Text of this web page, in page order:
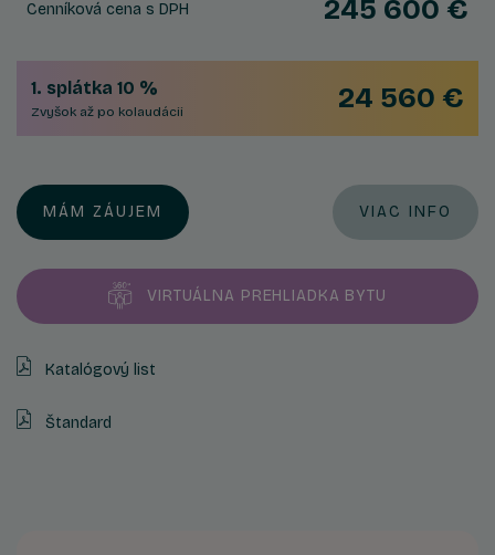
Cenníková cena s DPH 245 600 €
1. splátka 10 %
Zvyšok až po kolaudácii 24 560 €
MÁM ZÁUJEM VIAC INFO
VIRTUÁLNA PREHLIADKA BYTU
Katalógový list
Štandard